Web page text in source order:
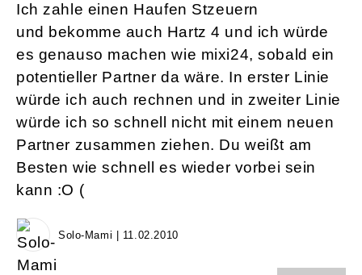
Ich zahle einen Haufen Stzeuern
und bekomme auch Hartz 4 und ich würde
es genauso machen wie mixi24, sobald ein
potentieller Partner da wäre. In erster Linie
würde ich auch rechnen und in zweiter Linie
würde ich so schnell nicht mit einem neuen
Partner zusammen ziehen. Du weißt am
Besten wie schnell es wieder vorbei sein
kann :O (
Solo-Mami | 11.02.2010